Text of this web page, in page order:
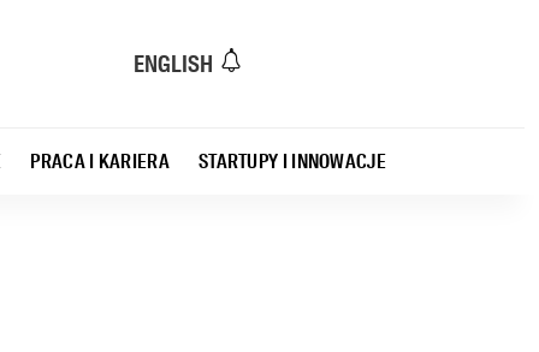
ENGLISH
PRACA I KARIERA STARTUPY I INNOWACJE